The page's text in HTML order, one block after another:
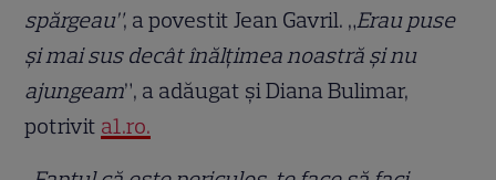
spărgeau”, a povestit Jean Gavril. „Erau puse
și mai sus decât înălțimea noastră și nu
ajungeam”, a adăugat și Diana Bulimar,
potrivit a1.ro.